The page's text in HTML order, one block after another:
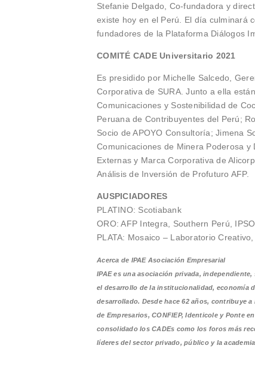
Stefanie Delgado, Co-fundadora y
existe hoy en el Perú. El día culminará
fundadores de la Plataforma Diálogos
COMITÉ CADE Universitario 2021
Es presidido por Michelle Salcedo,
Corporativa de SURA. Junto a ella
Comunicaciones y Sostenibilidad de
Peruana de Contribuyentes del Perú;
Socio de APOYO Consultoría; Jimena
Comunicaciones de Minera Poderosa
Externas y Marca Corporativa de
Análisis de Inversión de Profuturo AFP.
AUSPICIADORES
PLATINO: Scotiabank
ORO: AFP Integra, Southern Perú,
PLATA: Mosaico – Laboratorio
Acerca de IPAE Asociación Empresarial
IPAE es una asociación privada,
el desarrollo de la institucionalidad, economía
desarrollado. Desde hace 62 años, contribuye
de Empresarios, CONFIEP, Identicole y Ponte
consolidado los CADEs como los foros más
líderes del sector privado, público y la